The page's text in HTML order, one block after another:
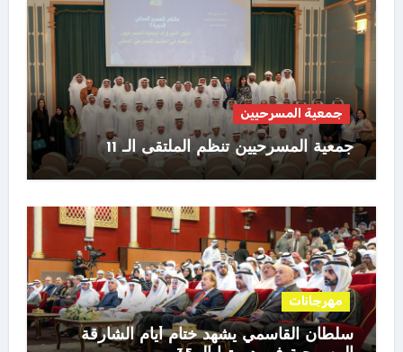
جمعية المسرحيين
جمعية المسرحيين تنظم الملتقى الـ 11
مهرجانات
سلطان القاسمي يشهد ختام أيام الشارقة